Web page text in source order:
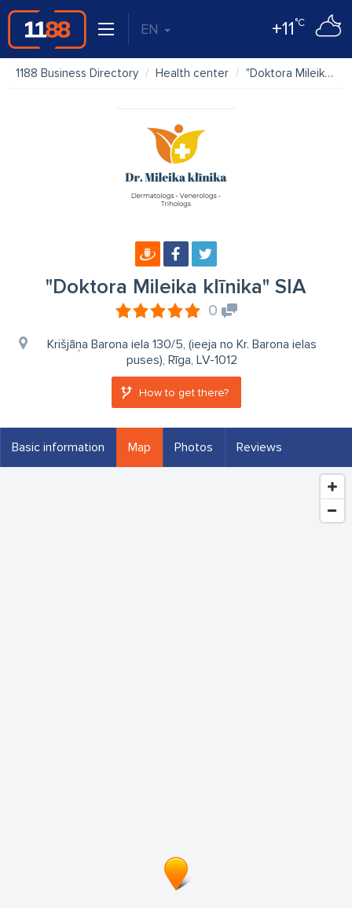
EN +11°C
1188 Business Directory Health center "Doktora Mileika klīnika" SIA
"Doktora Mileika klīnika" SIA
0
Krišjāņa Barona iela 130/5, (ieeja no Kr. Barona ielas
puses), Rīga, LV-1012
How to get there?
Basic information Map Photos Reviews